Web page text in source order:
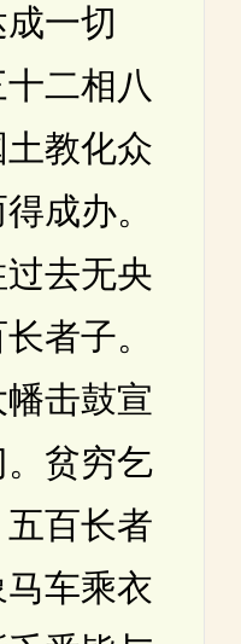
一切
二相八
教化众
成办。
去无央
者子。
击鼓宣
贫穷乞
百长者
车乘衣